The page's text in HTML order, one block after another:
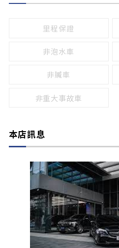
無
里程保證
非泡水車
非贓車
非重大事故車
本店訊息